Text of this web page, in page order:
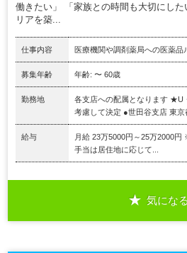
働きたい」 「家族との時間も大切にし
リアを築...
仕事内容 医療機関や調剤薬局への医薬品
募集年齢 年齢: 〜 60歳
勤務地
各支店への配属となります ★U
考慮して決定 ●世田谷支店 東京
給与
月給 23万5000円～25万2000
手当は居住地に応じて...
気になる